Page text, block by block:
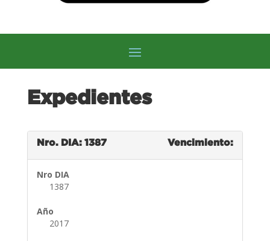
Expedientes
Nro. DIA: 1387 Vencimiento:
Nro DIA
1387
Año
2017